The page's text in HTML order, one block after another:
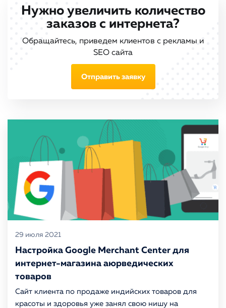
Нужно увеличить количество
заказов с интернета?
Обращайтесь, приведем клиентов с рекламы и
SEO сайта
Отправить заявку
29 июля 2021
Настройка Google Merchant Center для
интернет-магазина аюрведических
товаров
Сайт клиента по продаже индийских товаров для
красоты и здоровья уже занял свою нишу на